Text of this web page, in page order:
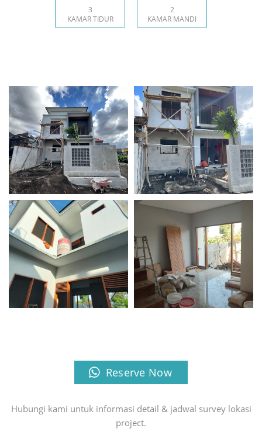
3
KAMAR TIDUR
2
KAMAR MANDI
Reserve Now
Hubungi kami untuk informasi detail & jadwal survey lokasi
project.